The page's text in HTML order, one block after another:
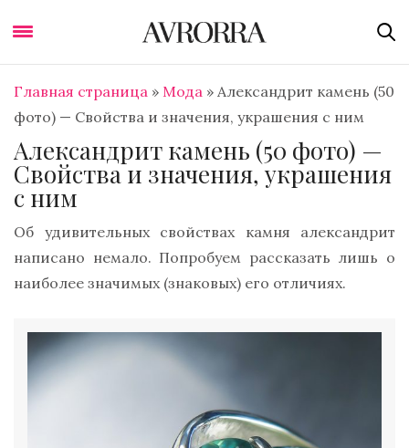
Главная страница » Мода » Александрит камень (50
фото) — Свойства и значения, украшения с ним
Александрит камень (50 фото) —
Свойства и значения, украшения
с ним
Об удивительных свойствах камня александрит
написано немало. Попробуем рассказать лишь о
наиболее значимых (знаковых) его отличиях.